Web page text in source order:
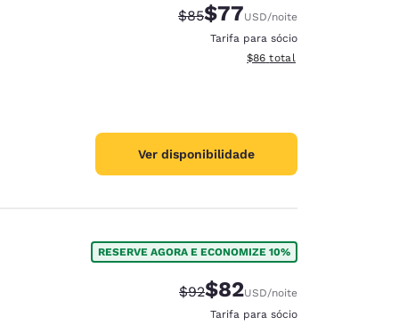
Tarifa anterior “tachada”:
$85Tarifa com desconto:
$77USD/noite
Tarifa para sócio
Exibir detalhes do total
$86 total
Ver disponibilidade
RESERVE AGORA E ECONOMIZE 10%
Tarifa anterior “tachada”:
$92Tarifa com desconto:
$82USD/noite
Tarifa para sócio